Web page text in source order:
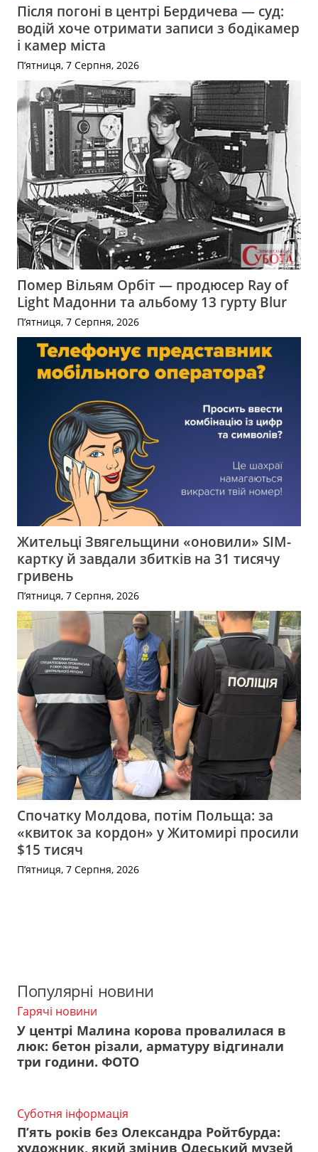
Після погоні в центрі Бердичева — суд:
водій хоче отримати записи з бодікамер
і камер міста
П’ятниця, 7 Серпня, 2026
Помер Вільям Орбіт — продюсер Ray of
Light Мадонни та альбому 13 гурту Blur
П’ятниця, 7 Серпня, 2026
Жительці Звягельщини «оновили» SIM-
картку й завдали збитків на 31 тисячу
гривень
П’ятниця, 7 Серпня, 2026
Спочатку Молдова, потім Польща: за
«квиток за кордон» у Житомирі просили
$15 тисяч
П’ятниця, 7 Серпня, 2026
Популярні новини
Гарячі новини
У центрі Малина корова провалилася в
люк: бетон різали, арматуру відгинали
три години. ФОТО
Суботня інформація
П’ять років без Олександра Ройтбурда:
художник, який змінив Одеський музей